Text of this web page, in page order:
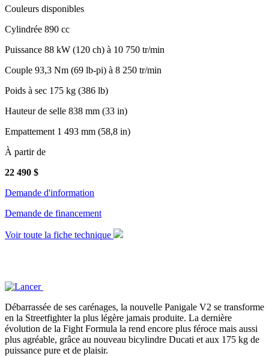
Couleurs disponibles
Cylindrée 890 cc
Puissance 88 kW (120 ch) à 10 750 tr/min
Couple 93,3 Nm (69 lb-pi) à 8 250 tr/min
Poids à sec 175 kg (386 lb)
Hauteur de selle 838 mm (33 in)
Empattement 1 493 mm (58,8 in)
À partir de
22 490 $
Demande d'information
Demande de financement
Voir toute la fiche technique
Débarrassée de ses carénages, la nouvelle Panigale V2 se transforme
en la Streetfighter la plus légère jamais produite. La dernière
évolution de la Fight Formula la rend encore plus féroce mais aussi
plus agréable, grâce au nouveau bicylindre Ducati et aux 175 kg de
puissance pure et de plaisir.